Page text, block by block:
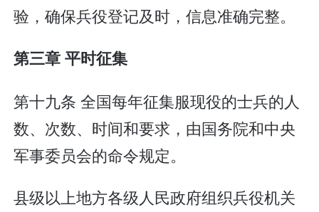
验，确保兵役登记及时，信息准确完整。
第三章 平时征集
第十九条 全国每年征集服现役的士兵的人
数、次数、时间和要求，由国务院和中央
军事委员会的命令规定。
县级以上地方各级人民政府组织兵役机关